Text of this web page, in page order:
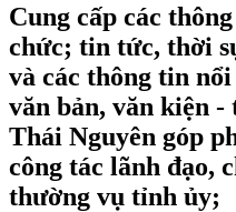
Cung cấp các
chức; tin tức, thời
và các thông tin
văn bản, văn kiện
Thái Nguyên góp
công tác lãnh đạo,
thường vụ tỉnh ủy;